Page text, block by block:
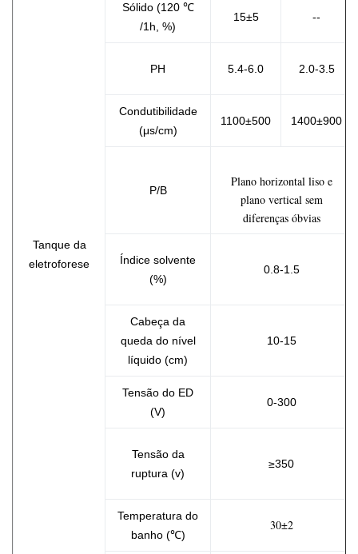
Tanque da
eletroforese
Sólido (120 ℃
/1h, %)
15±5 --
PH 5.4-6.0 2.0-3.5
Condutibilidade
(μs/cm)
1100±500 1400±900
P/B
Plano horizontal liso e
plano vertical sem
diferenças óbvias
Índice solvente
(%)
0.8-1.5
Cabeça da
queda do nível
líquido (cm)
10-15
Tensão do ED
(V)
0-300
Tensão da
ruptura (v)
≥350
Temperatura do
banho (℃)
30±2